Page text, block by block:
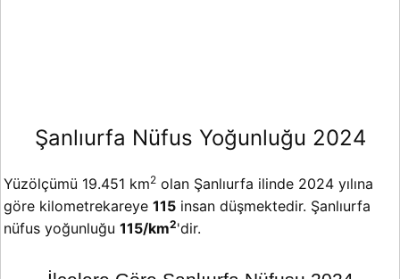
Şanlıurfa Nüfus Yoğunluğu 2024
Yüzölçümü 19.451 km2 olan Şanlıurfa ilinde 2024 yılına
göre kilometrekareye 115 insan düşmektedir. Şanlıurfa
nüfus yoğunluğu 115/km2'dir.